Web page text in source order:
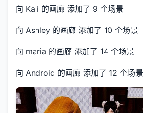
向 Kali 的画廊 添加了 9 个场景
向 Ashley 的画廊 添加了 10 个场景
向 maria 的画廊 添加了 14 个场景
向 Android 的画廊 添加了 12 个场景